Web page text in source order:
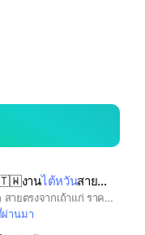
งานไต้หวันสายตรง
รวมงานไต้หวันราคาถูก สายตรงจากเถ้าแก่ ราคาหลักพัน สวน,โรงงาน,ก่อสร้าง,ฟาร์ม
านมา